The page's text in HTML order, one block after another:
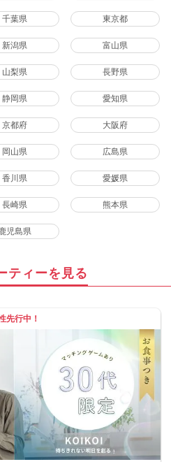
千葉県 東京都
新潟県 富山県
山梨県 長野県
静岡県 愛知県
京都府 大阪府
岡山県 広島県
香川県 愛媛県
長崎県 熊本県
児島県
ティーを見る
先行中！